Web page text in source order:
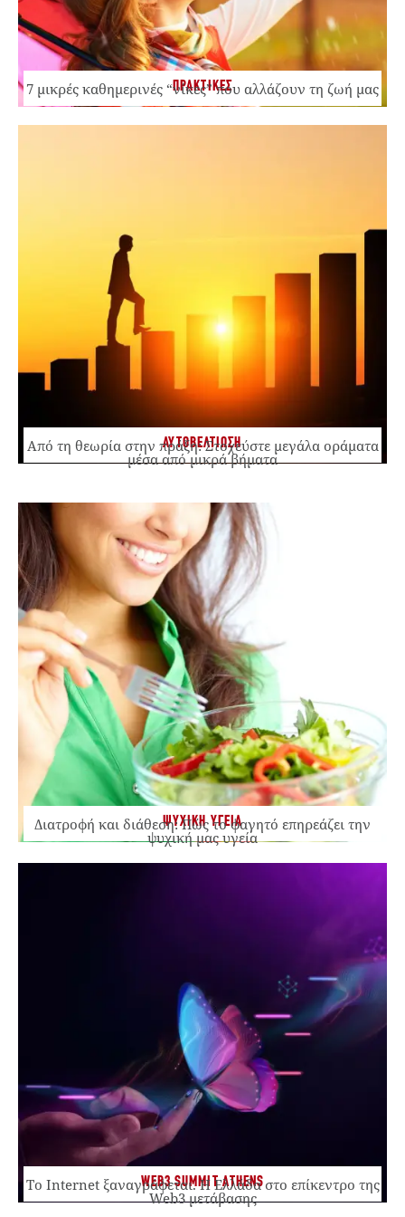
ΠΡΑΚΤΙΚΕΣ
7 μικρές καθημερινές “νίκες” που αλλάζουν τη ζωή μας
ΑΥΤΟΒΕΛΤΙΩΣΗ
Από τη θεωρία στην πράξη: Στοχεύστε μεγάλα οράματα
μέσα από μικρά βήματα
ΨΥΧΙΚΗ ΥΓΕΙΑ
Διατροφή και διάθεση: Πώς το φαγητό επηρεάζει την
ψυχική μας υγεία
WEB3 SUMMIT ATHENS
Το Internet ξαναγράφεται. Η Ελλάδα στο επίκεντρο της
Web3 μετάβασης